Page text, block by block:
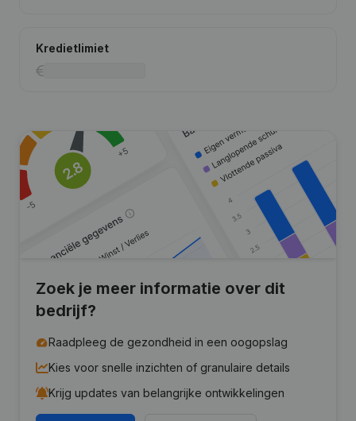
Kredietlimiet
Zoek je meer informatie over dit
bedrijf?
Raadpleeg de gezondheid in een oogopslag
Kies voor snelle inzichten of granulaire details
Krijg updates van belangrijke ontwikkelingen